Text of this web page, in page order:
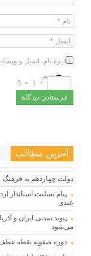
نام *
ایمیل *
ذخیره نام، ایمیل و
می‌نویسم.
+
1
=
5
آخرین مطالب
دولت چهاردهم به فرهنگ
پیام تسلیت استاندار
عبدی
پیوند تمدنی ایران و
می‌شود
دوره صفویه نقطه